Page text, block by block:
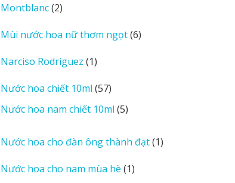
Montblanc 22
phẩm
Mùi nước hoa nữ thơm ngọt 66
Narciso Rodriguez 11
phẩm
Nước hoa chiết 10ml 5757
sản
phẩm
Nước hoa nam chiết 10ml 55
phẩm
Nước hoa cho đàn ông thành đạt 11
Nước hoa cho nam mùa hè 11